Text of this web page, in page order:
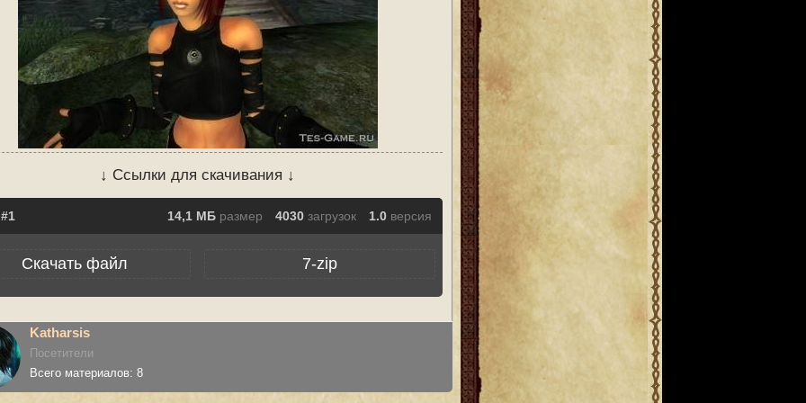
↓ Ссылки для скачивания ↓
14,1 МБ размер 4030 загрузок 1.0 версия
Скачать файл 7-zip
Katharsis
Посетители
Всего материалов: 8